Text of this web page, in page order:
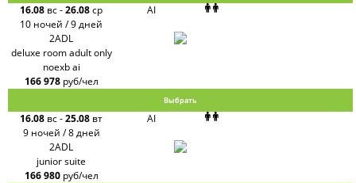
16.08 вс-26.08ср
10 ночей / 9 дней
AI
2ADL
deluxe room adult only
noexb ai
166 978 руб/чел
Выбрать
16.08 вс-25.08 вт
9 ночей / 8 дней
AI
2ADL
junior suite
166 980 руб/чел